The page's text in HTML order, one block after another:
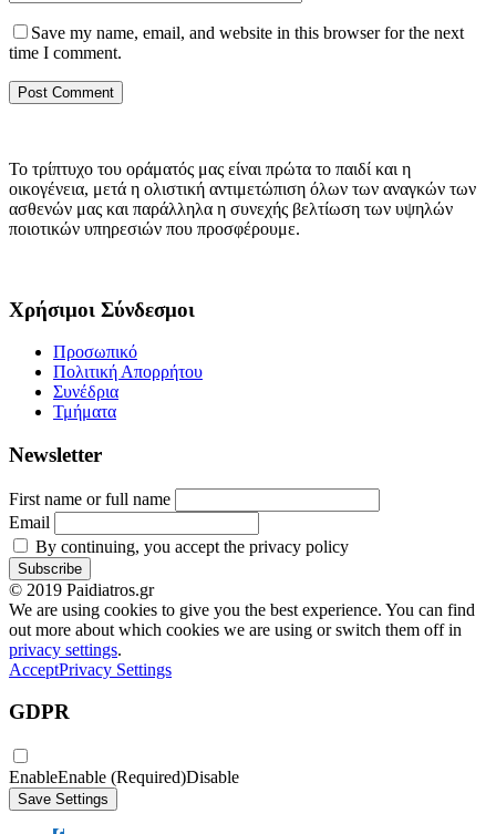
Save my name, email, and website in this browser for the next
time I comment.
Το τρίπτυχο του οράματός μας είναι πρώτα το παιδί και η
οικογένεια, μετά η ολιστική αντιμετώπιση όλων των αναγκών των
ασθενών μας και παράλληλα η συνεχής βελτίωση των υψηλών
ποιοτικών υπηρεσιών που προσφέρουμε.
Χρήσιμοι Σύνδεσμοι
Προσωπικό
Πολιτική Απορρήτου
Συνέδρια
Τμήματα
Newsletter
First name or full name
Email
By continuing, you accept the privacy policy
© 2019 Paidiatros.gr
We are using cookies to give you the best experience. You can find
out more about which cookies we are using or switch them off in
privacy settings.
AcceptPrivacy Settings
GDPR
EnableEnable (Required)Disable